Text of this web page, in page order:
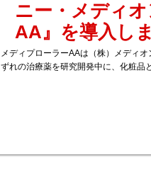
ニー・メディ
AA』を導入し
メディプローラーAAは（株）メディ
ずれの治療薬を研究開発中に、化粧品